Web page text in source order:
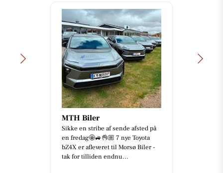
MTH Biler
Sikke en stribe af sende afsted på
en fredag🤩🚙👌🏼 7 nye Toyota
bZ4X er afleveret til Morsø Biler -
tak for tilliden endnu...